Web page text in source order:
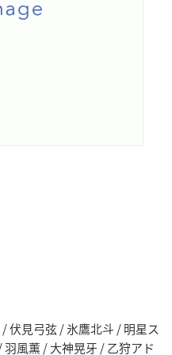
伏見弓弦 / 氷鷹北斗 / 明星ス
風薫 / 大神晃牙 / 乙狩アド